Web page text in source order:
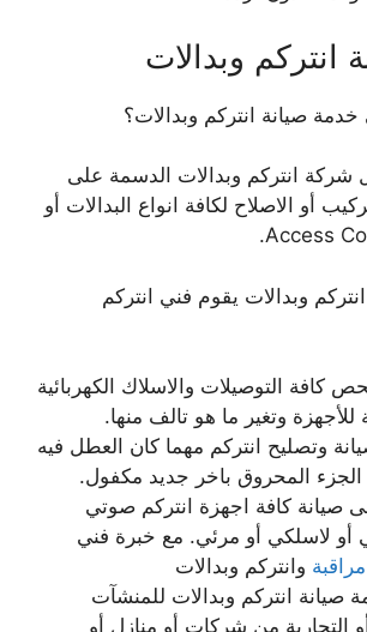
انتركم وبدالات
صيانة انتركم وبدالات؟
انتركم وبدالات الدسمة على
أو الاصلاح لكافة انواع البدالات أو
وبدالات يقوم فني انتركم
كافة التوصيلات والاسلاك الكهربائية
للأجهزة وتغير ما هو تالف منها.
وتصليح انتركم مهما كان العطل فيه
الجزء المحروق باخر جديد مكفول.
صيانة كافة اجهزة انتركم صوتي
أو لاسلكي أو مرئي. مع خبرة فني
وانتركم وبدالات
صيانة انتركم وبدالات للمنشآت
التجارية من شركات أو منازل أو